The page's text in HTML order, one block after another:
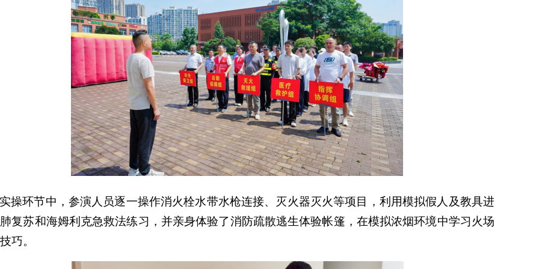
实操环节中，参演人员逐一操作消火栓水带水枪连接、灭火器灭火等项目，利用模拟假人及教具进
复苏和海姆利克急救法练习 ，并亲身体验了消防疏散逃生体验帐篷，在模拟浓烟环境中学习火场
巧。